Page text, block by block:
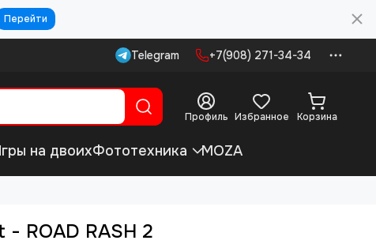
Перейти
Telegram +7(908) 271-34-34
Профиль Избранное Корзина
на двоихФототехника MOZA
ROAD RASH 2